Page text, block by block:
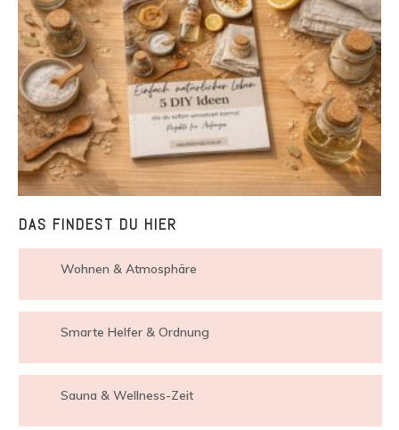
DAS FINDEST DU HIER
Wohnen & Atmosphäre
Smarte Helfer & Ordnung
Sauna & Wellness-Zeit